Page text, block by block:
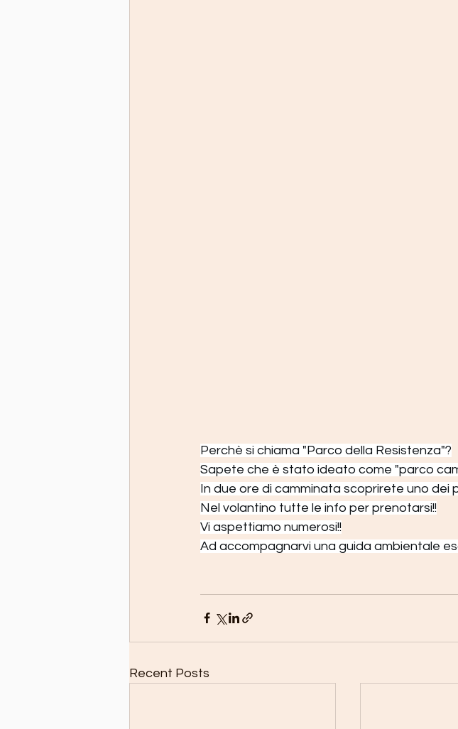
Perchè si chiama "Parco della Resistenza"?
Sapete che è stato ideato come "parco
In due ore di camminata scoprirete uno dei
Nel volantino tutte le info per prenotarsi!!
Vi aspettiamo numerosi!!
Ad accompagnarvi una guida ambientale
Recent Posts